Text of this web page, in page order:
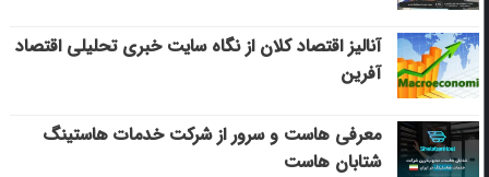
آنالیز اقتصاد کلان از نگاه سایت خبری تحلیلی اقتصاد
آفرین
معرفی هاست و سرور از شرکت خدمات هاستینگ
شتابان هاست